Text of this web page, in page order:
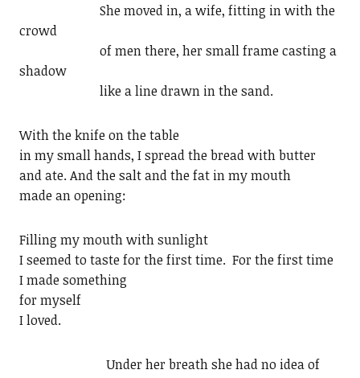
She moved in, a wife, fitting in with the
crowd
of men there, her small frame casting a
shadow
like a line drawn in the sand.
With the knife on the table
in my small hands, I spread the bread with butter
and ate. And the salt and the fat in my mouth
made an opening:
Filling my mouth with sunlight
I seemed to taste for the first time. For the first time
I made something
for myself
I loved.
Under her breath she had no idea of